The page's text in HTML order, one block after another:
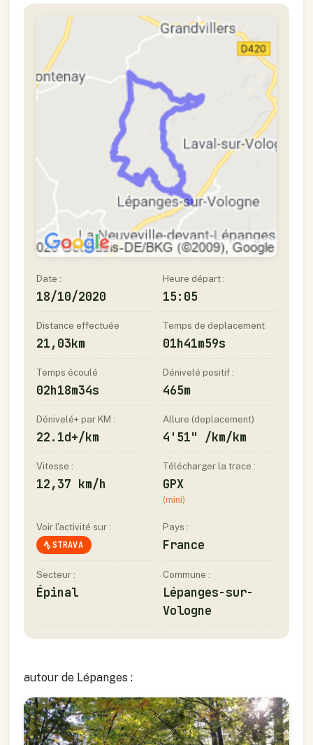
Date :
18/10/2020
Heure départ :
15:05
Distance effectuée
21,03km
Temps de deplacement
01h41m59s
Temps écoulé
02h18m34s
Dénivelé positif :
465m
Dénivelé+ par KM :
22.1d+/km
Allure (deplacement)
4'51" /km/km
Vitesse :
12,37 km/h
Télécharger la trace :
GPX
(mini)
Voir l'activité sur :
STRAVA
Pays :
France
Secteur :
Épinal
Commune :
Lépanges-sur-
Vologne
autour de Lépanges :